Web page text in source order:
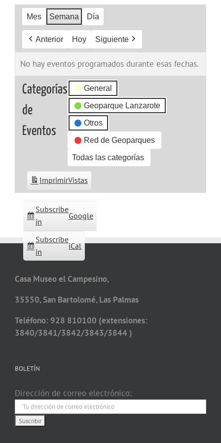
Mes Semana Día
Anterior Hoy Siguiente
No hay eventos programados durante esas fechas.
Categorías
de
Eventos
General
Geoparque Lanzarote
Otros
Red de Geoparques
Todas las categorías
Subscribe
in
Google
Subscribe
in
iCal
ImprimirVistas
Casa Museo el Campesino,
35550, San Bartolomé, Las Palmas
Teléfono: 928 810100 (extensiones:
3840/3841/3842/3843/3844 )
BOLETÍN
Dirección de correo electrónico: